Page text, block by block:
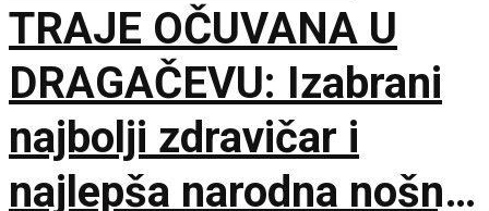
TRAJE OČUVANA U
DRAGAČEVU: Izabrani
najbolji zdravičar i
najlepša narodna nošnja